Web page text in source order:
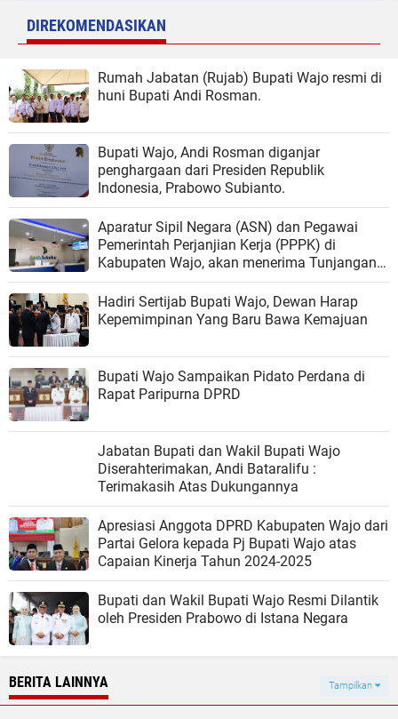
DIREKOMENDASIKAN
Rumah Jabatan (Rujab) Bupati Wajo resmi di
huni Bupati Andi Rosman.
Bupati Wajo, Andi Rosman diganjar
penghargaan dari Presiden Republik
Indonesia, Prabowo Subianto.
Aparatur Sipil Negara (ASN) dan Pegawai
Pemerintah Perjanjian Kerja (PPPK) di
Kabupaten Wajo, akan menerima Tunjangan
Hari Raya (THR)
Hadiri Sertijab Bupati Wajo, Dewan Harap
Kepemimpinan Yang Baru Bawa Kemajuan
Bupati Wajo Sampaikan Pidato Perdana di
Rapat Paripurna DPRD
Jabatan Bupati dan Wakil Bupati Wajo
Diserahterimakan, Andi Bataralifu :
Terimakasih Atas Dukungannya
Apresiasi Anggota DPRD Kabupaten Wajo dari
Partai Gelora kepada Pj Bupati Wajo atas
Capaian Kinerja Tahun 2024-2025
Bupati dan Wakil Bupati Wajo Resmi Dilantik
oleh Presiden Prabowo di Istana Negara
BERITA LAINNYA Tampilkan